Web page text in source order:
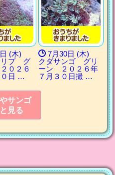
(木)
リプ グ
０２６
０日 …
7月30日 (木)
クダサンゴ グリ
ーン ２０２６年
７月３０日撮 …
サンゴ
見る